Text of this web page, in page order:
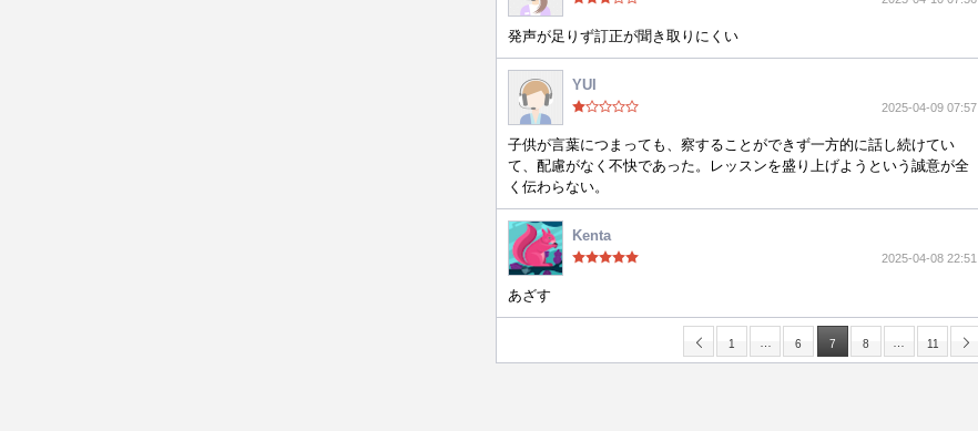
発声が足りず訂正が聞き取りにくい
YUI
2025-04-09 07:57
子供が言葉につまっても、察することができず一方的に話し続けてい
て、配慮がなく不快であった。レッスンを盛り上げようという誠意が全
く伝わらない。
Kenta
2025-04-08 22:51
あざす
1 6 7 8 11